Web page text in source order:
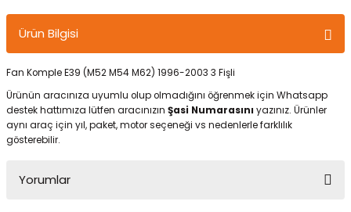
Ürün Bilgisi
Fan Komple E39 (M52 M54 M62) 1996-2003 3 Fişli
Ürünün aracınıza uyumlu olup olmadığını öğrenmek için Whatsapp
destek hattımıza lütfen aracınızın Şasi Numarasını yazınız. Ürünler
aynı araç için yıl, paket, motor seçeneği vs nedenlerle farklılık
gösterebilir.
Yorumlar